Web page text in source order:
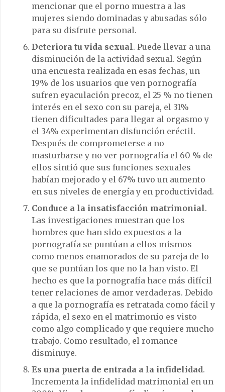
mencionar que el porno muestra a las
mujeres siendo dominadas y abusadas sólo
para su disfrute personal.
Deteriora tu vida sexual. Puede llevar a una
disminución de la actividad sexual. Según
una encuesta realizada en esas fechas, un
19% de los usuarios que ven pornografía
sufren eyaculación precoz, el 25 % no tienen
interés en el sexo con su pareja, el 31%
tienen dificultades para llegar al orgasmo y
el 34% experimentan disfunción eréctil.
Después de comprometerse a no
masturbarse y no ver pornografía el 60 % de
ellos sintió que sus funciones sexuales
habían mejorado y el 67% tuvo un aumento
en sus niveles de energía y en productividad.
Conduce a la insatisfacción matrimonial.
Las investigaciones muestran que los
hombres que han sido expuestos a la
pornografía se puntúan a ellos mismos
como menos enamorados de su pareja de lo
que se puntúan los que no la han visto. El
hecho es que la pornografía hace más difícil
tener relaciones de amor verdaderas. Debido
a que la pornografía es retratada como fácil y
rápida, el sexo en el matrimonio es visto
como algo complicado y que requiere mucho
trabajo. Como resultado, el romance
disminuye.
Es una puerta de entrada a la infidelidad.
Incrementa la infidelidad matrimonial en un